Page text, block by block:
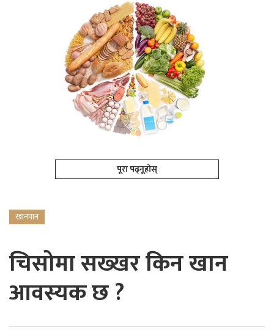
पूरा पढ्नूहोस्
खानपान
चिसोमा सख्खर किन खान
आवस्यक छ ?